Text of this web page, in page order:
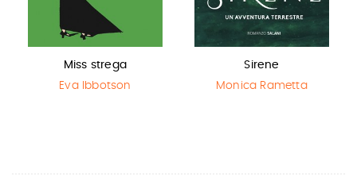
Miss strega
Eva Ibbotson
Sirene
Monica Rametta